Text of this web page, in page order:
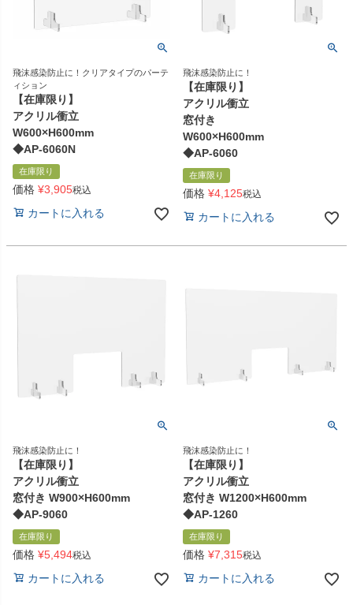
飛沫感染防止に！クリアタイプのパーテ
ィション
【在庫限り】
アクリル衝立
W600×H600mm
◆AP-6060N
在庫限り
価格 ¥3,905税込
カートに入れる
飛沫感染防止に！
【在庫限り】
アクリル衝立
窓付き
W600×H600mm
◆AP-6060
在庫限り
価格 ¥4,125税込
カートに入れる
飛沫感染防止に！
【在庫限り】
アクリル衝立
窓付き W900×H600mm
◆AP-9060
在庫限り
価格 ¥5,494税込
カートに入れる
飛沫感染防止に！
【在庫限り】
アクリル衝立
窓付き W1200×H600mm
◆AP-1260
在庫限り
価格 ¥7,315税込
カートに入れる